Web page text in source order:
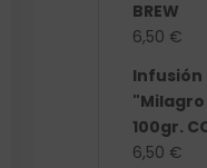
BREW
6,50 €
100gr.
6,50 €